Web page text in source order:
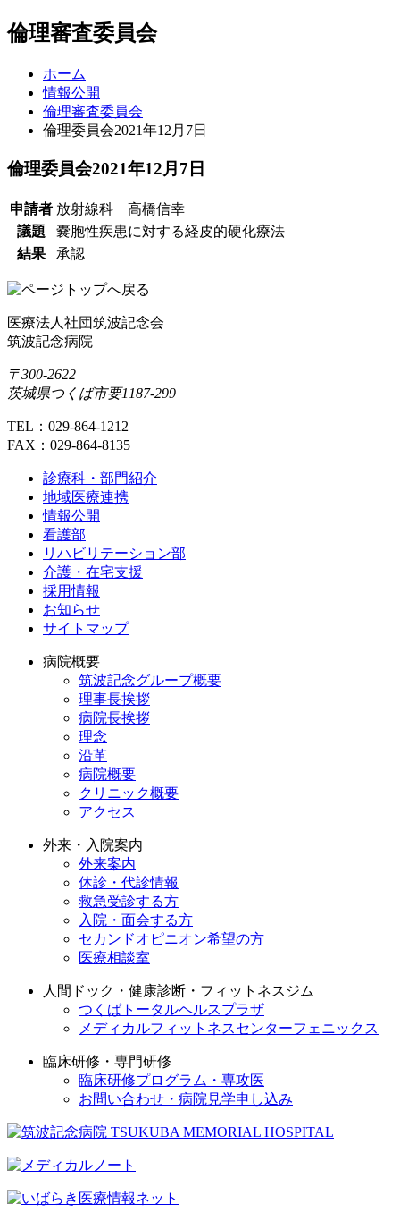
倫理審査委員会
ホーム
情報公開
倫理審査委員会
倫理委員会2021年12月7日
倫理委員会2021年12月7日
申請者 放射線科 高橋信幸
議題
嚢胞性疾患に対する経皮的硬化療法
結果
承認
医療法人社団筑波記念会
筑波記念病院
〒300-2622
茨城県つくば市要1187-299
TEL：029-864-1212
FAX：029-864-8135
診療科・部門紹介
地域医療連携
情報公開
看護部
リハビリテーション部
介護・在宅支援
採用情報
お知らせ
サイトマップ
病院概要
筑波記念グループ概要
理事長挨拶
病院長挨拶
理念
沿革
病院概要
クリニック概要
アクセス
外来・入院案内
外来案内
休診・代診情報
救急受診する方
入院・面会する方
セカンドオピニオン希望の方
医療相談室
人間ドック・健康診断・フィットネスジム
つくばトータルヘルスプラザ
メディカルフィットネスセンターフェニックス
臨床研修・専門研修
臨床研修プログラム・専攻医
お問い合わせ・病院見学申し込み